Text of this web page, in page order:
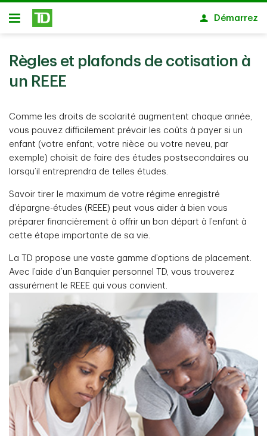
Passer au contenu principal
Ouvert
Démarrez
Règles et plafonds de cotisation à
un REEE
Comme les droits de scolarité augmentent chaque année,
vous pouvez difficilement prévoir les coûts à payer si un
enfant (votre enfant, votre nièce ou votre neveu, par
exemple) choisit de faire des études postsecondaires ou
lorsqu’il entreprendra de telles études.
Savoir tirer le maximum de votre régime enregistré
d’épargne-études (REEE) peut vous aider à bien vous
préparer financièrement à offrir un bon départ à l’enfant à
cette étape importante de sa vie.
La TD propose une vaste gamme d’options de placement.
Avec l’aide d’un Banquier personnel TD, vous trouverez
assurément le REEE qui vous convient.